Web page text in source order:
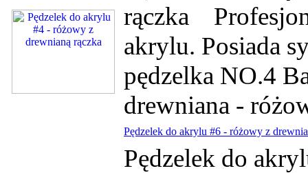
rączka
akrylu. Posiada
pędzelka NO.4
drewniana -
Pędzelek do akrylu #6 - różowy z
Pędzelek do